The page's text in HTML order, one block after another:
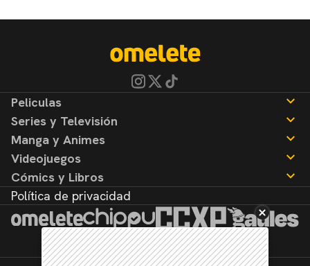
Peliculas
Noticias
Reseñas
Series y Televisión
Noticias
Reseñas
Manga y Animes
Noticias
Reseñas
Videojuegos
Noticias
Reseñas
Cómics y Libros
Noticias
Reseñas
Política de privacidad